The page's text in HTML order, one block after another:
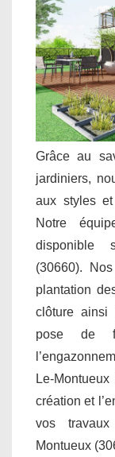
Grâce au
jardiniers,
aux styles et
Notre
disponible
(30660).
plantation
clôture ainsi
pose de
Le-
création et
vos
Montueux